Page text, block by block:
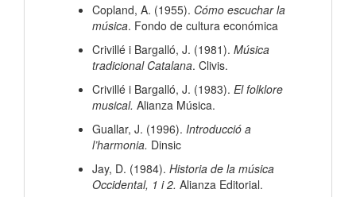
Copland, A. (1955). Cómo escuchar la
música. Fondo de cultura económica
Crivillé i Bargalló, J. (1981). Música
tradicional Catalana. Clivis.
Crivillé i Bargalló, J. (1983). El folklore
musical. Alianza Música.
Guallar, J. (1996). Introducció a
l’harmonia. Dinsic
Jay, D. (1984). Historia de la música
Occidental, 1 i 2. Alianza Editorial.